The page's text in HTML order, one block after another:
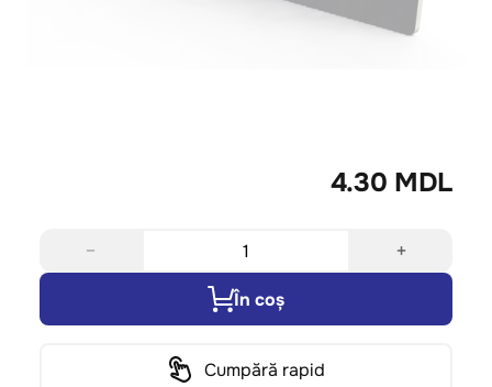
4.30 MDL
− +
În coș
Cumpără rapid